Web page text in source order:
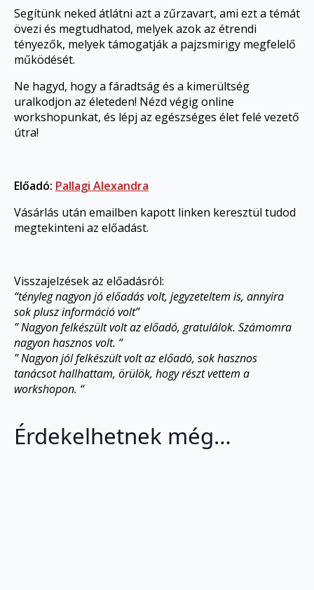
Segítünk neked átlátni azt a zűrzavart, ami ezt a témát
övezi és megtudhatod, melyek azok az étrendi
tényezők, melyek támogatják a pajzsmirigy megfelelő
működését.
Ne hagyd, hogy a fáradtság és a kimerültség
uralkodjon az életeden! Nézd végig online
workshopunkat, és lépj az egészséges élet felé vezető
útra!
Előadó: Pallagi Alexandra
Vásárlás után emailben kapott linken keresztül tudod
megtekinteni az előadást.
Visszajelzések az előadásról:
“tényleg nagyon jó előadás volt, jegyzeteltem is, annyira
sok plusz információ volt”
” Nagyon felkészült volt az előadó, gratulálok. Számomra
nagyon hasznos volt. “
” Nagyon jól felkészült volt az előadó, sok hasznos
tanácsot hallhattam, örülök, hogy részt vettem a
workshopon. “
Érdekelhetnek még…